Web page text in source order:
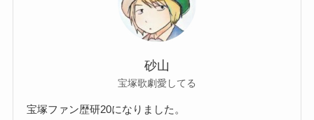
砂山
宝塚歌劇愛してる
宝塚ファン歴研20になりました。